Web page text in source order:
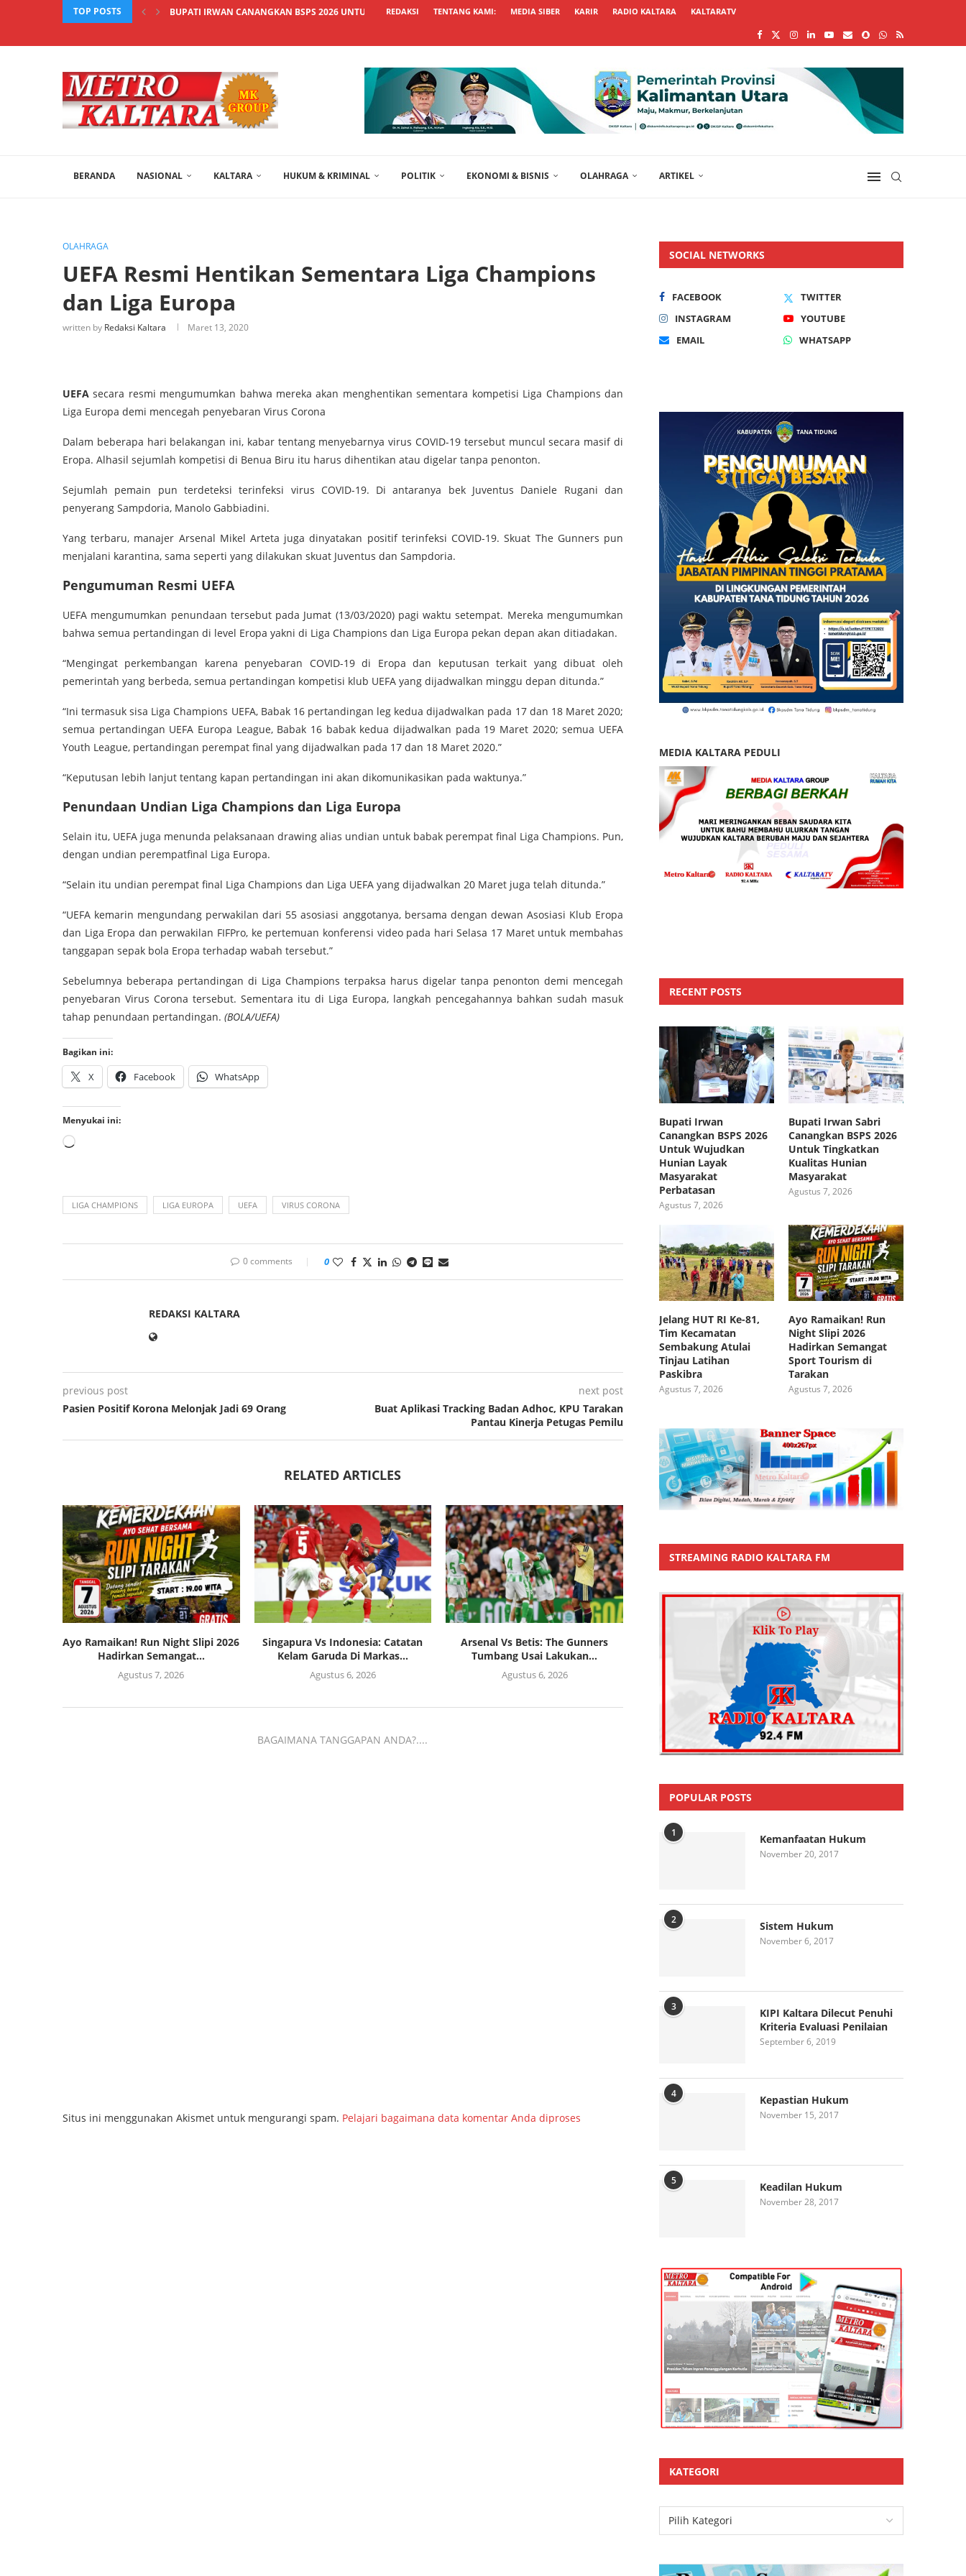
TOP POSTS BUPATI IRWAN CANANGKAN BSPS 2026 UNTUK WUJUDKAN HUNIAN...
REDAKSI TENTANG KAMI: MEDIA SIBER KARIR RADIO KALTARA KALTARATV
BERANDA NASIONAL KALTARA HUKUM & KRIMINAL POLITIK EKONOMI & BISNIS OLAHRAGA ARTIKEL
OLAHRAGA
UEFA Resmi Hentikan Sementara Liga Champions
dan Liga Europa
written by Redaksi Kaltara Maret 13, 2020
UEFA secara resmi mengumumkan bahwa mereka akan menghentikan sementara kompetisi Liga Champions dan
Liga Europa demi mencegah penyebaran Virus Corona
Dalam beberapa hari belakangan ini, kabar tentang menyebarnya virus COVID-19 tersebut muncul secara masif di
Eropa. Alhasil sejumlah kompetisi di Benua Biru itu harus dihentikan atau digelar tanpa penonton.
Sejumlah pemain pun terdeteksi terinfeksi virus COVID-19. Di antaranya bek Juventus Daniele Rugani dan
penyerang Sampdoria, Manolo Gabbiadini.
Yang terbaru, manajer Arsenal Mikel Arteta juga dinyatakan positif terinfeksi COVID-19. Skuat The Gunners pun
menjalani karantina, sama seperti yang dilakukan skuat Juventus dan Sampdoria.
Pengumuman Resmi UEFA
UEFA mengumumkan penundaan tersebut pada Jumat (13/03/2020) pagi waktu setempat. Mereka mengumumkan
bahwa semua pertandingan di level Eropa yakni di Liga Champions dan Liga Europa pekan depan akan ditiadakan.
“Mengingat perkembangan karena penyebaran COVID-19 di Eropa dan keputusan terkait yang dibuat oleh
pemerintah yang berbeda, semua pertandingan kompetisi klub UEFA yang dijadwalkan minggu depan ditunda.”
“Ini termasuk sisa Liga Champions UEFA, Babak 16 pertandingan leg kedua dijadwalkan pada 17 dan 18 Maret 2020;
semua pertandingan UEFA Europa League, Babak 16 babak kedua dijadwalkan pada 19 Maret 2020; semua UEFA
Youth League, pertandingan perempat final yang dijadwalkan pada 17 dan 18 Maret 2020.”
“Keputusan lebih lanjut tentang kapan pertandingan ini akan dikomunikasikan pada waktunya.”
Penundaan Undian Liga Champions dan Liga Europa
Selain itu, UEFA juga menunda pelaksanaan drawing alias undian untuk babak perempat final Liga Champions. Pun,
dengan undian perempatfinal Liga Europa.
“Selain itu undian perempat final Liga Champions dan Liga UEFA yang dijadwalkan 20 Maret juga telah ditunda.”
“UEFA kemarin mengundang perwakilan dari 55 asosiasi anggotanya, bersama dengan dewan Asosiasi Klub Eropa
dan Liga Eropa dan perwakilan FIFPro, ke pertemuan konferensi video pada hari Selasa 17 Maret untuk membahas
tanggapan sepak bola Eropa terhadap wabah tersebut.”
Sebelumnya beberapa pertandingan di Liga Champions terpaksa harus digelar tanpa penonton demi mencegah
penyebaran Virus Corona tersebut. Sementara itu di Liga Europa, langkah pencegahannya bahkan sudah masuk
tahap penundaan pertandingan. (BOLA/UEFA)
Bagikan ini:
X Facebook WhatsApp
Menyukai ini:
LIGA CHAMPIONS LIGA EUROPA UEFA VIRUS CORONA
0 comments 0
REDAKSI KALTARA
previous post
Pasien Positif Korona Melonjak Jadi 69 Orang
next post
Buat Aplikasi Tracking Badan Adhoc, KPU Tarakan
Pantau Kinerja Petugas Pemilu
RELATED ARTICLES
Ayo Ramaikan! Run Night Slipi 2026
Hadirkan Semangat...
Agustus 7, 2026
Singapura Vs Indonesia: Catatan
Kelam Garuda Di Markas...
Agustus 6, 2026
Arsenal Vs Betis: The Gunners
Tumbang Usai Lakukan...
Agustus 6, 2026
BAGAIMANA TANGGAPAN ANDA?....
Situs ini menggunakan Akismet untuk mengurangi spam. Pelajari bagaimana data komentar Anda diproses
SOCIAL NETWORKS
FACEBOOK
TWITTER
INSTAGRAM
YOUTUBE
EMAIL
WHATSAPP
MEDIA KALTARA PEDULI
RECENT POSTS
Bupati Irwan
Canangkan BSPS 2026
Untuk Wujudkan
Hunian Layak
Masyarakat
Perbatasan
Agustus 7, 2026
Bupati Irwan Sabri
Canangkan BSPS 2026
Untuk Tingkatkan
Kualitas Hunian
Masyarakat
Agustus 7, 2026
Jelang HUT RI Ke-81,
Tim Kecamatan
Sembakung Atulai
Tinjau Latihan
Paskibra
Agustus 7, 2026
Ayo Ramaikan! Run
Night Slipi 2026
Hadirkan Semangat
Sport Tourism di
Tarakan
Agustus 7, 2026
STREAMING RADIO KALTARA FM
POPULAR POSTS
1 Kemanfaatan Hukum
November 20, 2017
2 Sistem Hukum
November 6, 2017
3
KIPI Kaltara Dilecut Penuhi
Kriteria Evaluasi Penilaian
September 6, 2019
4 Kepastian Hukum
November 15, 2017
5 Keadilan Hukum
November 28, 2017
KATEGORI